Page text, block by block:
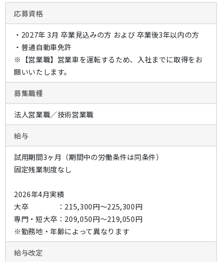
応募資格
・2027年 3月 卒業見込みの方 および 卒業後3年以内の方
・普通自動車免許
※【営業職】営業車を運転するため、入社までに取得をお
願いいたします。
募集職種
法人営業職／技術営業職
給与
試用期間3ヶ月（期間中の労働条件は同条件）
固定残業制度なし
2026年4月実績
大卒 ：215,300円～225,300円
専門・短大卒：209,050円～219,050円
※勤務地・年齢によって異なります
給与改定